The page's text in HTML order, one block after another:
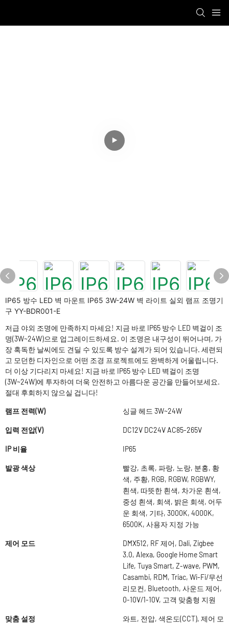
IP65 방수 LED 벽 마운트 IP65 3W-24W 벽 라이트 실외 램프 조명기
구 YY-BDR001-E
저급 야외 조명에 만족하지 마세요! 지금 바로 IP65 방수 LED 벽걸이 조
명(3W~24W)으로 업그레이드하세요. 이 조명은 내구성이 뛰어나며, 가
장 혹독한 날씨에도 견딜 수 있도록 방수 설계가 되어 있습니다. 세련되
고 모던한 디자인으로 어떤 조경 프로젝트에도 완벽하게 어울립니다.
더 이상 기다리지 마세요! 지금 바로 IP65 방수 LED 벽걸이 조명
(3W~24W)에 투자하여 더욱 안전하고 아름다운 공간을 만들어보세요.
절대 후회하지 않으실 겁니다!
램프 전력(W) 싱글 헤드 3W~24W
입력 전압(V) DC12V DC24V AC85-265V
IP 비율 IP65
발광 색상
빨강, 초록, 파랑, 노랑, 분홍, 황
색, 주황, RGB, RGBW, RGBWY,
흰색, 따뜻한 흰색, 차가운 흰색,
중성 흰색, 회색, 밝은 회색, 어두
운 회색, 기타, 3000K, 4000K,
6500K, 사용자 지정 가능
제어 모드
DMX512, RF 제어, Dali, Zigbee
3.0, Alexa, Google Home Smart
Life, Tuya Smart, Z-wave, PWM,
Casambi, RDM, Triac, Wi-Fi/무선
리모컨, Bluetooth, 사운드 제어,
0-10V/1-10V, 고객 맞춤형 지원
맞춤 설정
와트, 전압, 색온도(CCT), 제어 모